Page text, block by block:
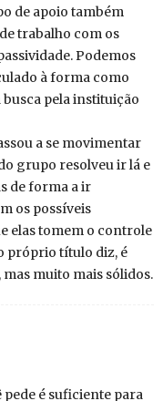
de apoio também
trabalho com os
Podemos
à forma como
pela instituição
a se movimentar
grupo resolveu ir lá e
de forma a ir
os possíveis
elas tomem o controle
próprio título diz, é
muito mais sólidos.
pede é suficiente para